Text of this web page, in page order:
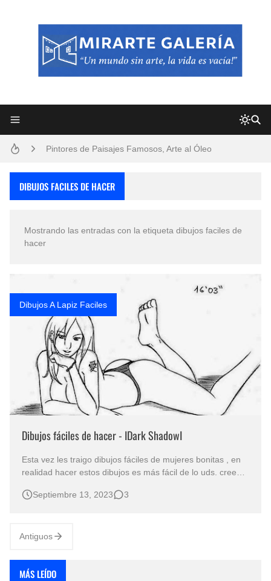
Pintores de Paisajes Famosos, Arte al Óleo
Que significan los cuadros de negras africanas?
El mundo del arte en pintura surrealista
DIBUJOS FACILES DE HACER
Mostrando las entradas con la etiqueta dibujos faciles de
hacer
Dibujos A Lapiz Faciles
Dibujos fáciles de hacer - IDark ShadowI
Esta vez les traigo dibujos fáciles de mujeres bonitas , en
realidad hacer estos dibujos es más fácil de lo uds. creen.
diseñador. Los dibujos a lápiz de estas hermosas chicas ,
Septiembre 13, 2023 3
Antiguos
MÁS LEÍDO